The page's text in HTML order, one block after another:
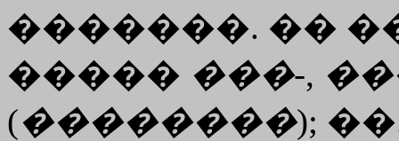
�������. ��
����� ���-,
(��������);